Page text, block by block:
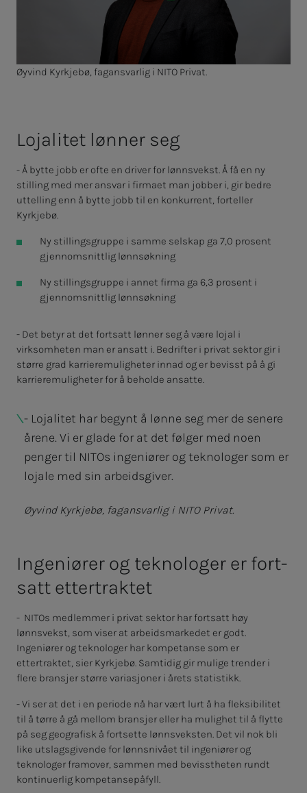
Øyvind Kyrkjebø, fagansvarlig i NITO Privat.
Lo­ja­­­li­­­tet løn­­­ner seg
- Å bytte jobb er ofte en driver for lønnsvekst. Å få en ny
stilling med mer ansvar i firmaet man jobber i, gir bedre
uttelling enn å bytte jobb til en konkurrent, forteller
Kyrkjebø.
Ny stillingsgruppe i samme selskap ga 7,0 prosent
gjennomsnittlig lønnsøkning
Ny stillingsgruppe i annet firma ga 6,3 prosent i
gjennomsnittlig lønnsøkning
- Det betyr at det fortsatt lønner seg å være lojal i
virksomheten man er ansatt i. Bedrifter i privat sektor gir i
større grad karrieremuligheter innad og er bevisst på å gi
karrieremuligheter for å beholde ansatte.
- Lojalitet har begynt å lønne seg mer de senere
årene. Vi er glade for at det følger med noen
penger til NITOs ingeniører og teknologer som er
lojale med sin arbeidsgiver.
Øyvind Kyrkjebø, fagansvarlig i NITO Privat.
In­­­ge­­­ni­ø­­­rer og tek­­­no­lo­­­ger er for­t­­­
satt etter­­­trak­­­tet
- NITOs medlemmer i privat sektor har fortsatt høy
lønnsvekst, som viser at arbeidsmarkedet er godt.
Ingeniører og teknologer har kompetanse som er
ettertraktet, sier Kyrkjebø. Samtidig gir mulige trender i
flere bransjer større variasjoner i årets statistikk.
- Vi ser at det i en periode nå har vært lurt å ha fleksibilitet
til å tørre å gå mellom bransjer eller ha mulighet til å flytte
på seg geografisk å fortsette lønnsveksten. Det vil nok bli
like utslagsgivende for lønnsnivået til ingeniører og
teknologer framover, sammen med bevisstheten rundt
kontinuerlig kompetansepåfyll.